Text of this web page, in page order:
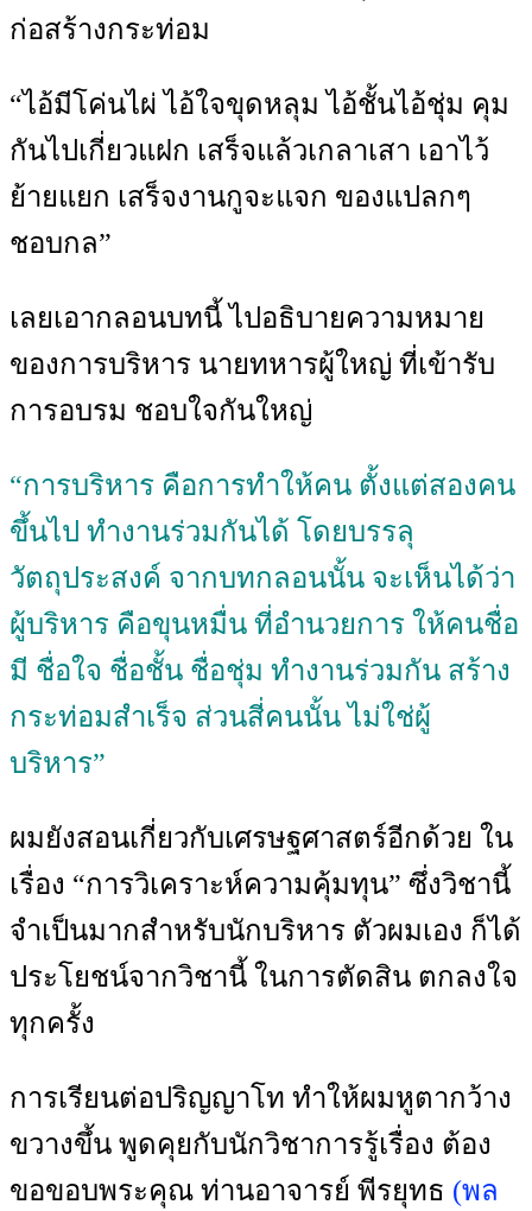
ก่อสร้างกระท่อม
“ไอ้มีโค่นไผ่ ไอ้ใจขุดหลุม ไอ้ชั้นไอ้ชุ่ม คุม
กันไปเกี่ยวแฝก เสร็จแล้วเกลาเสา เอาไว้
ย้ายแยก เสร็จงานกูจะแจก ของแปลกๆ
ชอบกล”
เลยเอากลอนบทนี้ ไปอธิบายความหมาย
ของการบริหาร นายทหารผู้ใหญ่ ที่เข้ารับ
การอบรม ชอบใจกันใหญ่
“การบริหาร คือการทำให้คน ตั้งแต่สองคน
ขึ้นไป ทำงานร่วมกันได้ โดยบรรลุ
วัตถุประสงค์ จากบทกลอนนั้น จะเห็นได้ว่า
ผู้บริหาร คือขุนหมื่น ที่อำนวยการ ให้คนชื่อ
มี ชื่อใจ ชื่อชั้น ชื่อชุ่ม ทำงานร่วมกัน สร้าง
กระท่อมสำเร็จ ส่วนสี่คนนั้น ไม่ใช่ผู้
บริหาร”
ผมยังสอนเกี่ยวกับเศรษฐศาสตร์อีกด้วย ใน
เรื่อง “การวิเคราะห์ความคุ้มทุน” ซึ่งวิชานี้
จำเป็นมากสำหรับนักบริหาร ตัวผมเอง ก็ได้
ประโยชน์จากวิชานี้ ในการตัดสิน ตกลงใจ
ทุกครั้ง
การเรียนต่อปริญญาโท ทำให้ผมหูตากว้าง
ขวางขึ้น พูดคุยกับนักวิชาการรู้เรื่อง ต้อง
ขอขอบพระคุณ ท่านอาจารย์ พีรยุทธ (พล